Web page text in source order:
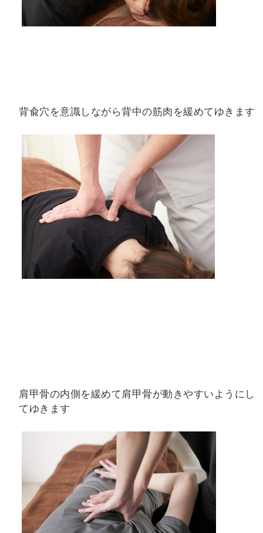
背兪穴を意識しながら背中の筋肉を緩めてゆきます
肩甲骨の内側を緩めて肩甲骨が動きやすいようにし
てゆきます